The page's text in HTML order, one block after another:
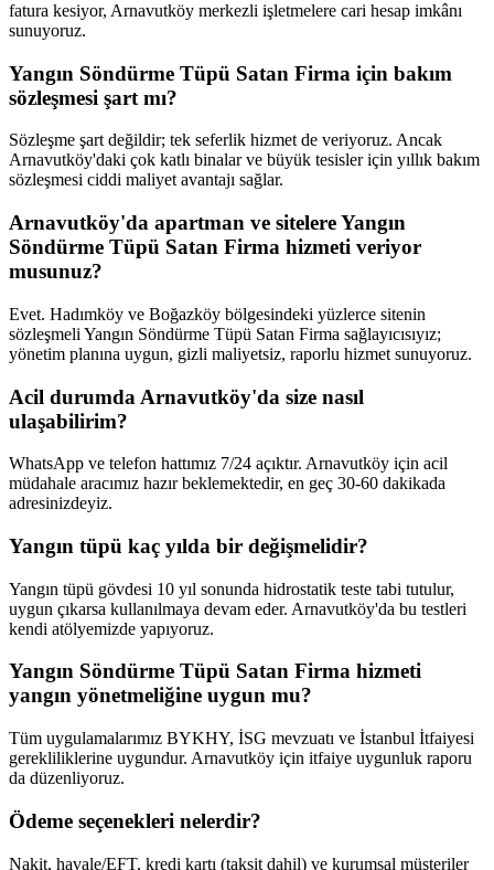
fatura kesiyor, Arnavutköy merkezli işletmelere cari hesap imkânı
sunuyoruz.
Yangın Söndürme Tüpü Satan Firma için bakım
sözleşmesi şart mı?
Sözleşme şart değildir; tek seferlik hizmet de veriyoruz. Ancak
Arnavutköy'daki çok katlı binalar ve büyük tesisler için yıllık bakım
sözleşmesi ciddi maliyet avantajı sağlar.
Arnavutköy'da apartman ve sitelere Yangın
Söndürme Tüpü Satan Firma hizmeti veriyor
musunuz?
Evet. Hadımköy ve Boğazköy bölgesindeki yüzlerce sitenin
sözleşmeli Yangın Söndürme Tüpü Satan Firma sağlayıcısıyız;
yönetim planına uygun, gizli maliyetsiz, raporlu hizmet sunuyoruz.
Acil durumda Arnavutköy'da size nasıl
ulaşabilirim?
WhatsApp ve telefon hattımız 7/24 açıktır. Arnavutköy için acil
müdahale aracımız hazır beklemektedir, en geç 30-60 dakikada
adresinizdeyiz.
Yangın tüpü kaç yılda bir değişmelidir?
Yangın tüpü gövdesi 10 yıl sonunda hidrostatik teste tabi tutulur,
uygun çıkarsa kullanılmaya devam eder. Arnavutköy'da bu testleri
kendi atölyemizde yapıyoruz.
Yangın Söndürme Tüpü Satan Firma hizmeti
yangın yönetmeliğine uygun mu?
Tüm uygulamalarımız BYKHY, İSG mevzuatı ve İstanbul İtfaiyesi
gerekliliklerine uygundur. Arnavutköy için itfaiye uygunluk raporu
da düzenliyoruz.
Ödeme seçenekleri nelerdir?
Nakit, havale/EFT, kredi kartı (taksit dahil) ve kurumsal müşteriler